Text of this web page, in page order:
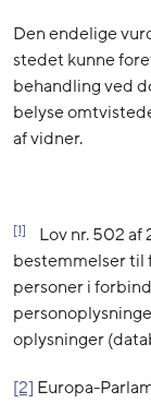
Den endelige
stedet kunne
behandling ved
belyse
af vidner.
[1]
Lov nr. 502 af
bestemmelser til
personer i
oplysninger
[2] Europa-